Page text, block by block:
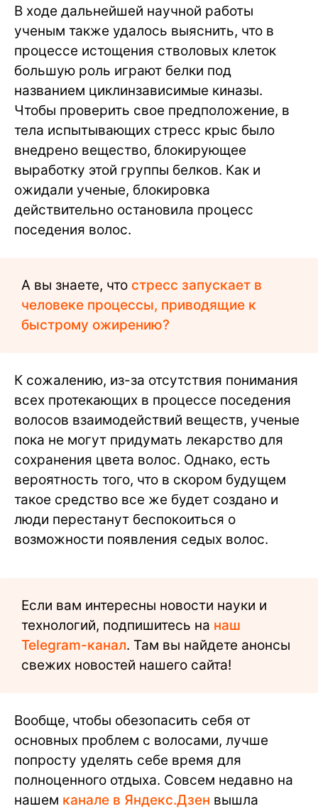
В ходе дальнейшей научной работы
ученым также удалось выяснить, что в
процессе истощения стволовых клеток
большую роль играют белки под
названием циклинзависимые киназы.
Чтобы проверить свое предположение, в
тела испытывающих стресс крыс было
внедрено вещество, блокирующее
выработку этой группы белков. Как и
ожидали ученые, блокировка
действительно остановила процесс
поседения волос.
А вы знаете, что стресс запускает в
человеке процессы, приводящие к
быстрому ожирению?
К сожалению, из-за отсутствия понимания
всех протекающих в процессе поседения
волосов взаимодействий веществ, ученые
пока не могут придумать лекарство для
сохранения цвета волос. Однако, есть
вероятность того, что в скором будущем
такое средство все же будет создано и
люди перестанут беспокоиться о
возможности появления седых волос.
Если вам интересны новости науки и
технологий, подпишитесь на наш
Telegram-канал. Там вы найдете анонсы
свежих новостей нашего сайта!
Вообще, чтобы обезопасить себя от
основных проблем с волосами, лучше
попросту уделять себе время для
полноценного отдыха. Совсем недавно на
нашем канале в Яндекс.Дзен вышла